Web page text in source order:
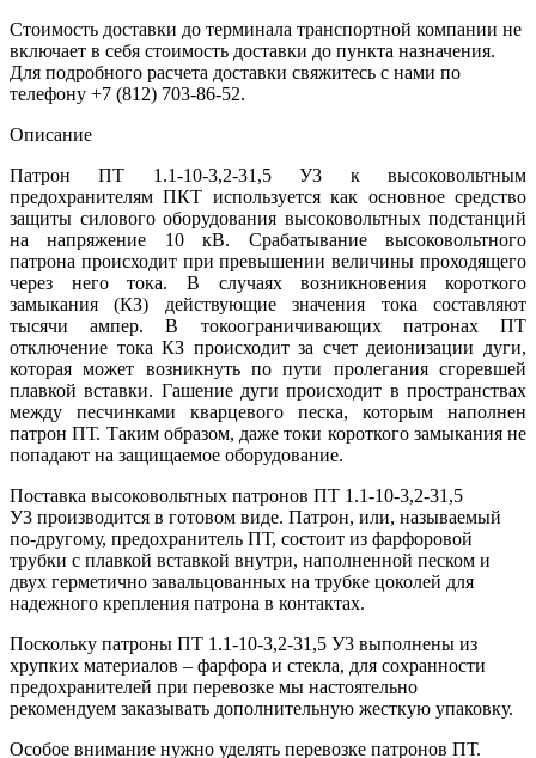
Стоимость доставки до терминала транспортной компании не
включает в себя стоимость доставки до пункта назначения.
Для подробного расчета доставки свяжитесь с нами по
телефону +7 (812) 703-86-52.
Описание
Патрон ПТ 1.1-10-3,2-31,5 У3 к высоковольтным
предохранителям ПКТ используется как основное средство
защиты силового оборудования высоковольтных подстанций
на напряжение 10 кВ. Срабатывание высоковольтного
патрона происходит при превышении величины проходящего
через него тока. В случаях возникновения короткого
замыкания (КЗ) действующие значения тока составляют
тысячи ампер. В токоограничивающих патронах ПТ
отключение тока КЗ происходит за счет деионизации дуги,
которая может возникнуть по пути пролегания сгоревшей
плавкой вставки. Гашение дуги происходит в пространствах
между песчинками кварцевого песка, которым наполнен
патрон ПТ. Таким образом, даже токи короткого замыкания не
попадают на защищаемое оборудование.
Поставка высоковольтных патронов ПТ 1.1-10-3,2-31,5
У3 производится в готовом виде. Патрон, или, называемый
по-другому, предохранитель ПТ, состоит из фарфоровой
трубки с плавкой вставкой внутри, наполненной песком и
двух герметично завальцованных на трубке цоколей для
надежного крепления патрона в контактах.
Поскольку патроны ПТ 1.1-10-3,2-31,5 У3 выполнены из
хрупких материалов – фарфора и стекла, для сохранности
предохранителей при перевозке мы настоятельно
рекомендуем заказывать дополнительную жесткую упаковку.
Особое внимание нужно уделять перевозке патронов ПТ.